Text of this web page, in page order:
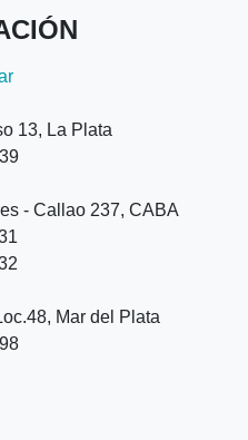
13, La Plata
- Callao 237, CABA
Mar del Plata